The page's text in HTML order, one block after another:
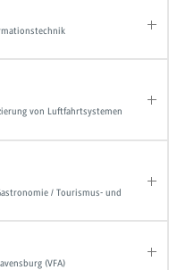
von Luftfahrtsystemen
/ Tourismus- und
(VFA)